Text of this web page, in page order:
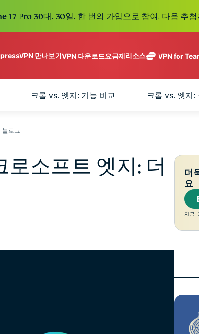
17 Pro 30대. 30일. 한 번의 가입으로 참여. 다음 추첨
만나보기
노로그 정책
하나의 구독으
세요. 완벽한
모든 제품 보기
VPN 다운로드
Windows
요금제리소스
VPN이란?
VPN for
teams. Easy
113개 국가의
안전한 서버를
갖춘 업계 최고
보호하는 비공개 이메
안전한 비밀번
호 관리와 다중
팅으로 구동되
어 프라이버시
중심 인공 지
크롬 vs. 엣지: 기능 비교 크롬 vs. 엣지:
블로그
로소프트 엣지: 더
더
요
지금